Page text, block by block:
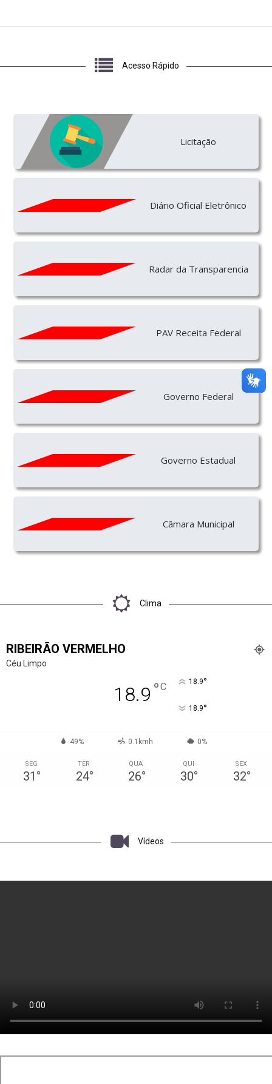
Acesso Rápido
Licitação
Diário Oficial Eletrônico
Radar da Transparencia
PAV Receita Federal
Governo Federal
Governo Estadual
Câmara Municipal
Clima
RIBEIRÃO VERMELHO
Céu Limpo
18.9 °C 18.9°
18.9°
49% 0.1kmh 0%
SEG
31 °
TER
24°
QUA
26°
QUI
30°
SEX
32°
Vídeos